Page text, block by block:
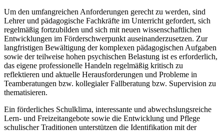
Um den umfangreichen Anforderungen gerecht zu werden, sind
Lehrer und pädagogische Fachkräfte im Unterricht gefordert, sich
regelmäßig fortzubilden und sich mit neuen wissenschaftlichen
Entwicklungen im Förderschwerpunkt auseinanderzusetzen. Zur
langfristigen Bewältigung der komplexen pädagogischen Aufgaben
sowie der teilweise hohen psychischen Belastung ist es erforderlich,
das eigene professionelle Handeln regelmäßig kritisch zu
reflektieren und aktuelle Herausforderungen und Probleme in
Teamberatungen bzw. kollegialer Fallberatung bzw. Supervision zu
thematisieren.
Ein förderliches Schulklima, interessante und abwechslungsreiche
Lern- und Freizeitangebote sowie die Entwicklung und Pflege
schulischer Traditionen unterstützen die Identifikation mit der